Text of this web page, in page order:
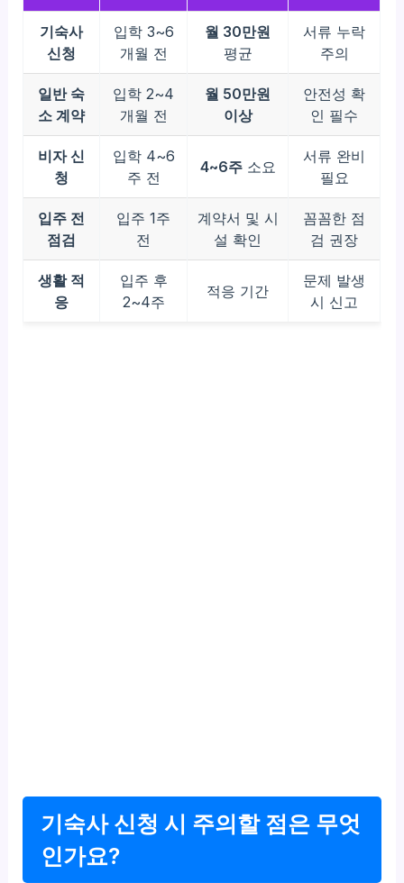
기숙사
신청
입학 3~6
개월 전
월 30만원
평균
서류 누락
주의
일반 숙
소 계약
입학 2~4
개월 전
월 50만원
이상
안전성 확
인 필수
비자 신
청
입학 4~6
주 전
4~6주소요
서류 완비
필요
입주 전
점검
입주 1주
전
계약서 및 시
설 확인
꼼꼼한 점
검 권장
생활 적
응
입주 후
2~4주
적응 기간
문제 발생
시 신고
기숙사 신청 시 주의할 점은 무엇
인가요?